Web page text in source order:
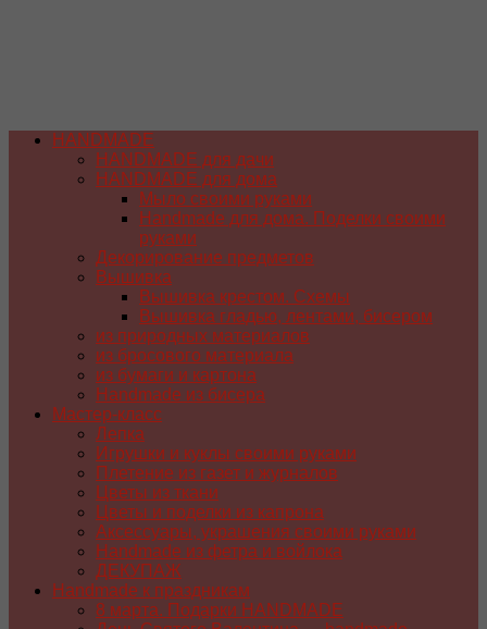
HANDMADE
HANDMADE для дачи
HANDMADE для дома
Мыло своими руками
Handmade для дома. Поделки своими
руками
Декорирование предметов
Вышивка
Вышивка крестом. Схемы
Вышивка гладью, лентами, бисером
из природных материалов
из бросового материала
из бумаги и картона
Handmade из бисера
Мастер-класс
Лепка
Игрушки и куклы своими руками
Плетение из газет и журналов
Цветы из ткани
Цветы и поделки из капрона
Аксессуары, украшения своими руками
Handmade из фетра и войлока
ДЕКУПАЖ
Handmade к праздникам
8 марта. Подарки HANDMADE